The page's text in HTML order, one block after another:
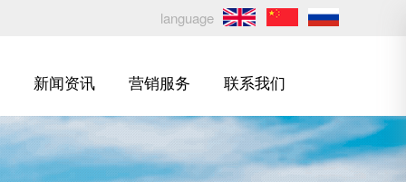
language
新闻资讯 营销服务 联系我们